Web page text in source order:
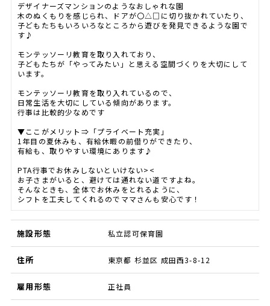
デザイナーズマンションのようなおしゃれな園
木のぬくもりを感じられ、ドアが〇△□に切り抜かれていたり、
子どもたちもいろいろなところから遊びを発見できるような園で
す♪
モンテッソーリ教育を取り入れており、
子どもたちが「やってみたい」と思える空間づくりを大切にして
います。
モンテッソーリ教育を取り入れているので、
日常生活を大切にしている傾向があります。
行事は比較的少なめです
▼ここがメリット⇒「プライベート充実」
1年目の夏休みも、有給休暇の前借りができたり、
有給も、取りやすい環境にあります♪
PTA行事でお休みしないといけない><
お子さまがいると、避けては通れない道ですよね。
そんなときも、全体でお休みをとれるように、
シフトを工夫してくれるのでママさんも安心です！
施設形態 私立認可保育園
住所 東京都 杉並区 成田西3-8-12
雇用形態 正社員